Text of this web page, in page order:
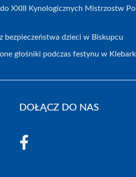
XXIII Kynologicznych Mistrzostw
bezpieczeństwa dzieci w Biskupcu
głośniki podczas festynu w
DOŁĄCZ DO NAS